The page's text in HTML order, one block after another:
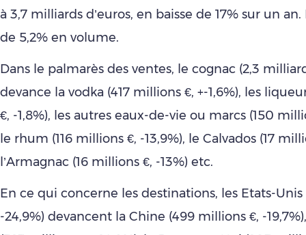
à 3,7 milliards d’euros, en baisse de 17% sur un
de 5,2% en volume.
Dans le palmarès des ventes, le cognac (2,3
devance la vodka (417 millions €, +-1,6%), les
€, -1,8%), les autres eaux-de-vie ou marcs (150
le rhum (116 millions €, -13,9%), le Calvados (17
l’Armagnac (16 millions €, -13%) etc.
En ce qui concerne les destinations, les Etats-Unis
-24,9%) devancent la Chine (499 millions €, -